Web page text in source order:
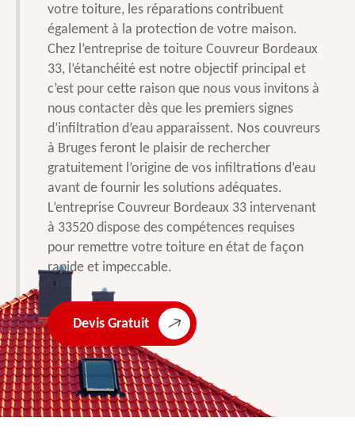
votre toiture, les réparations contribuent
également à la protection de votre maison.
Chez l’entreprise de toiture Couvreur Bordeaux
33, l’étanchéité est notre objectif principal et
c’est pour cette raison que nous vous invitons à
nous contacter dès que les premiers signes
d’infiltration d’eau apparaissent. Nos couvreurs
à Bruges feront le plaisir de rechercher
gratuitement l’origine de vos infiltrations d’eau
avant de fournir les solutions adéquates.
L’entreprise Couvreur Bordeaux 33 intervenant
à 33520 dispose des compétences requises
pour remettre votre toiture en état de façon
rapide et impeccable.
Devis Gratuit